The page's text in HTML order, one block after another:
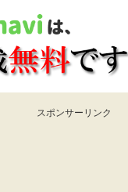
スポンサーリンク